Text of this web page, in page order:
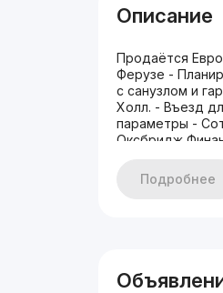
Описание
Продаётся
Ферузе -
с санузлом и
Холл. - Въезд
параметры -
Оксбридж
Подробнее